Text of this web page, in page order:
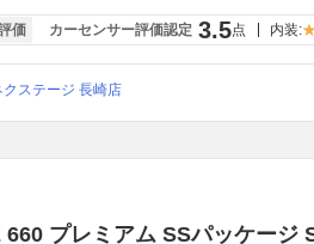
価 カーセンサー評価認定 3.5点 内装:
クステージ 長崎店
660 プレミアム SSパッケージ